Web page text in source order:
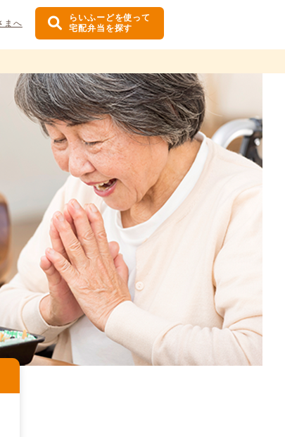
まへ
らいふーどを使って
宅配弁当を探す